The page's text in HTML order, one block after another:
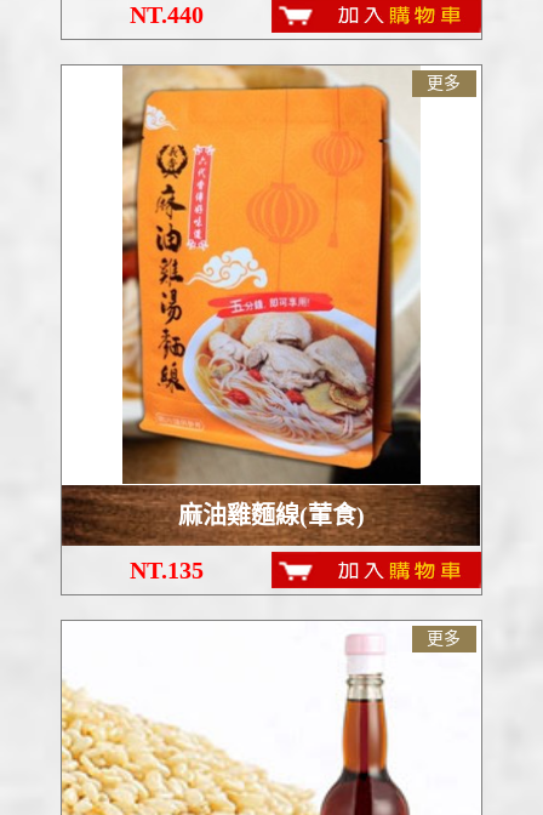
NT.440
更多
麻油雞麵線(葷食)
NT.135
更多